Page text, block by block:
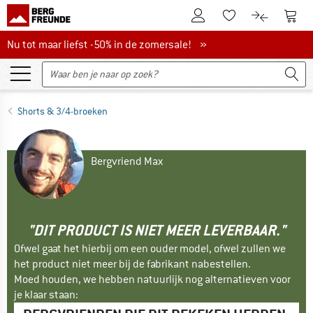
De klantenaccount
Naar deNaar de
Nu tot maar liefst -50% in de zomersale!
Nu tot maar liefst -50% in de zomersale! »
Shorts & 3/4-broeken
Bergvriend Max
"DIT PRODUCT IS NIET MEER LEVERBAAR."
Ofwel gaat het hierbij om een ouder model, ofwel zullen we
het product niet meer bij de fabrikant nabestellen.
Moed houden, we hebben natuurlijk nog alternatieven voor
je klaar staan: